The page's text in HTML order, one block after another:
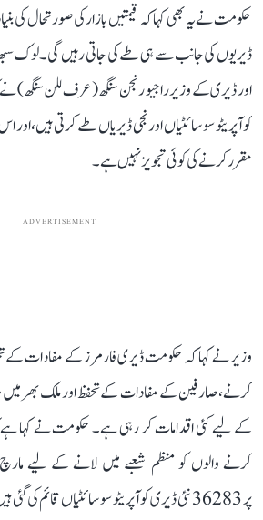
حکومت نے یہ بھی کہا کہ قیمتیں بازار کی صورتحال کی
ڈیریوں کی جانب سے ہی طے کی جاتی رہیں گی۔ لوک
اور ڈیری کے وزیر راجیو رنجن سنگھ (عرف للن سنگھ) نے
کوآپریٹو سوسائٹیاں اور نجی ڈیریاں طے کرتی ہیں،
مقرر کرنے کی کوئی تجویز نہیں ہے۔
ADVERTISEMENT
وزیر نے کہا کہ حکومت ڈیری فارمرز کے مفادات کے
کرنے، صارفین کے مفادات کے تحفظ اور ملک بھر میں
کے لیے کئی اقدامات کر رہی ہے۔ حکومت نے کہا ہے